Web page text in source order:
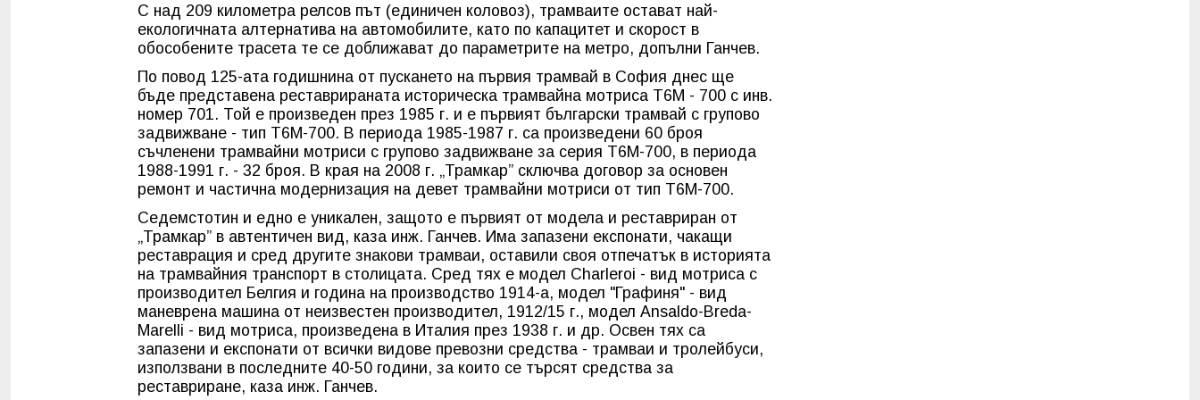
С над 209 километра релсов път (единичен коловоз), трамваите остават най-
екологичната алтернатива на автомобилите, като по капацитет и скорост в
обособените трасета те се доближават до параметрите на метро, допълни Ганчев.
По повод 125-ата годишнина от пускането на първия трамвай в София днес ще
бъде представена реставрираната историческа трамвайна мотриса Т6М - 700 с инв.
номер 701. Той е произведен през 1985 г. и е първият български трамвай с групово
задвижване - тип Т6М-700. В периода 1985-1987 г. са произведени 60 броя
съчленени трамвайни мотриси с групово задвижване за серия Т6М-700, в периода
1988-1991 г. - 32 броя. В края на 2008 г. „Трамкар” сключва договор за основен
ремонт и частична модернизация на девет трамвайни мотриси от тип Т6М-700.
Седемстотин и едно е уникален, защото е първият от модела и реставриран от
„Трамкар” в автентичен вид, каза инж. Ганчев. Има запазени експонати, чакащи
реставрация и сред другите знакови трамваи, оставили своя отпечатък в историята
на трамвайния транспорт в столицата. Сред тях е модел Charleroi - вид мотриса с
производител Белгия и година на производство 1914-а, модел "Графиня" - вид
маневрена машина от неизвестен производител, 1912/15 г., модел Ansaldo-Breda-
Marelli - вид мотриса, произведена в Италия през 1938 г. и др. Освен тях са
запазени и експонати от всички видове превозни средства - трамваи и тролейбуси,
използвани в последните 40-50 години, за които се търсят средства за
реставриране, каза инж. Ганчев.